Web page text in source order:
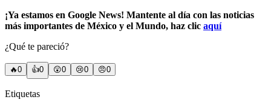
¡Ya estamos en Google News! Mantente al día con las noticias
más importantes de México y el Mundo, haz clic aquí
¿Qué te pareció?
🔥0 👍0 😲0 😢0 😠0
Etiquetas